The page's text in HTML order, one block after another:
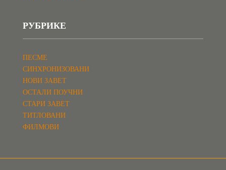
РУБРИКЕ
ПЕСМЕ
СИНХРОНИЗОВАНИ
НОВИ ЗАВЕТ
ОСТАЛИ ПОУЧНИ
СТАРИ ЗАВЕТ
ТИТЛОВАНИ
ФИЛМОВИ